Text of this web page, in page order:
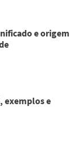
e origem
exemplos e